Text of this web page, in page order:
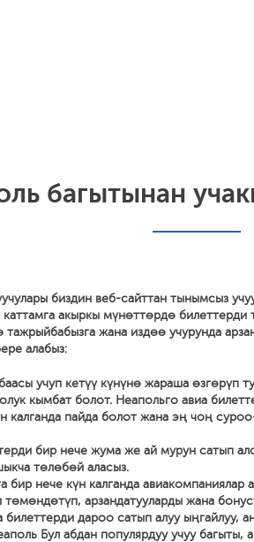
багытынан
биздин веб-сайттан тынымсыз
акыркы мүнөттөрдө билеттерди
тажрыйбабызга жана издөө учурунда
алабыз:
учуп кетүү күнүнө жараша өзгөрүп
кымбат болот. Неапольго авиа
калганда пайда болот жана эң чоң
бир нече жума же ай мурун сатып
төлөбөй аласыз.
бир нече күн калганда
төмөндөтүп, арзандатууларды жана
билеттерди дароо сатып алуу ыңгайлуу,
Бул абдан популярдуу учуу багыты,